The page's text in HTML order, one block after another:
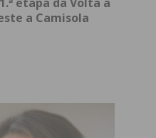
a Camisola